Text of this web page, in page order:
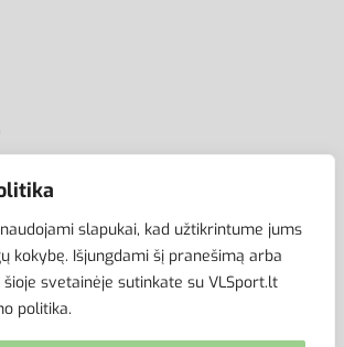
slapukai, kad užtikrintume jums
kokybę. Išjungdami šį pranešimą arba
svetainėje sutinkate su VLSport.lt
politika.